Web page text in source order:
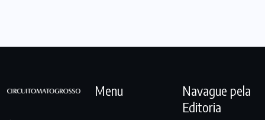
Menu
Navague pela
Editoria